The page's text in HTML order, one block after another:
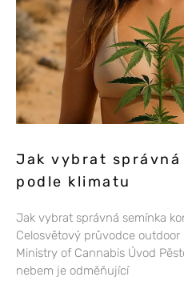
Jak vybrat správná
podle klimatu
Jak vybrat správná semínka
Celosvětový průvodce
Ministry of Cannabis Úvod
nebem je odměňující